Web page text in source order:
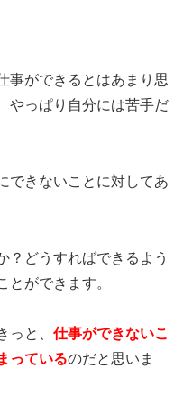
事ができるとはあまり思
やっぱり自分には苦手だ
できないことに対してあ
？どうすればできるよう
とができます。
っと、 仕事ができないこ
っているのだと思いま